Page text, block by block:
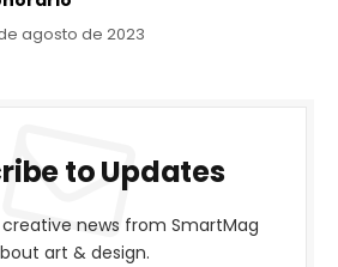
agosto de 2023
to Updates
news from SmartMag
art & design.